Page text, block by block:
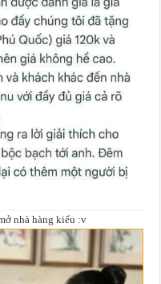
nhà hàng kiểu :v